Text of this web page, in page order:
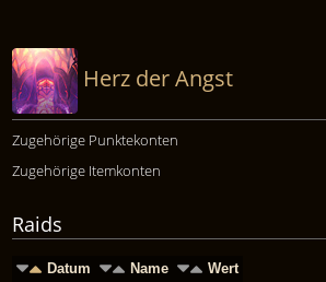
Herz der Angst
Zugehörige Punktekonten
Zugehörige Itemkonten
Raids
Datum Name Wert